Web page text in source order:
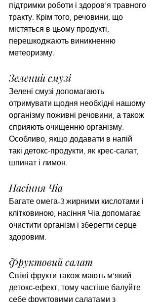
підтримки роботи і здоров'я травного
тракту. Крім того, речовини, що
містяться в цьому продукті,
перешкоджають виникненню
метеоризму.
Зелений смузі
Зелені смузі допомагають
отримувати щодня необхідні нашому
організму поживні речовини, а також
сприяють очищенню організму.
Особливо, якщо додавати в напій
такі детокс-продукти, як крес-салат,
шпинат і лимон.
Насіння Чіа
Багате омега-3 жирними кислотами і
клітковиною, насіння Чіа допомагає
очистити організм і зберегти серце
здоровим.
Фруктовий салат
Свіжі фрукти також мають м'який
детокс-ефект, тому частіше балуйте
себе фруктовими салатами з